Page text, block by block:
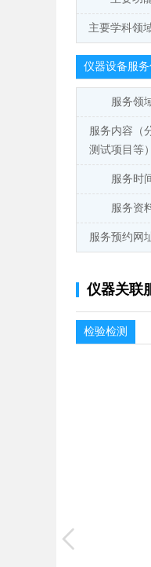
主要学科领
仪器设备服务
服务领
服务内容（
测试项目等
服务时
服务资
服务预约网
仪器关联
检验检测